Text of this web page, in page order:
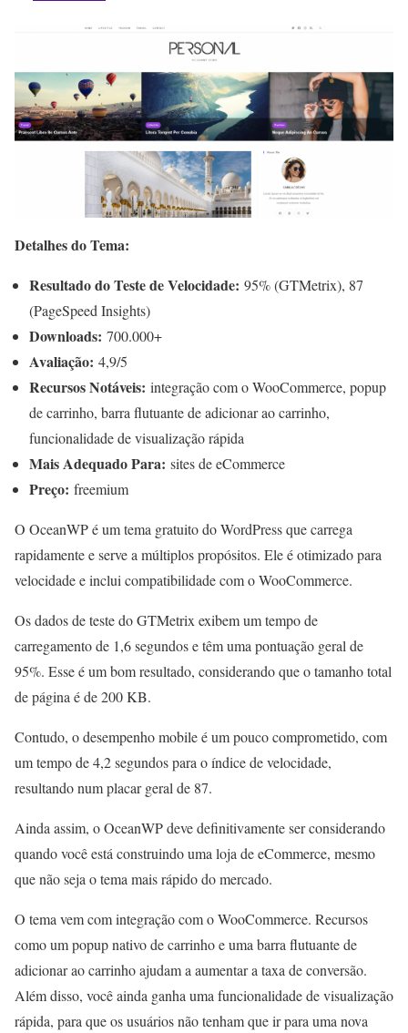
Detalhes do Tema:
Resultado do Teste de Velocidade: 95% (GTMetrix), 87
(PageSpeed Insights)
Downloads: 700.000+
Avaliação: 4,9/5
Recursos Notáveis: integração com o WooCommerce, popup
de carrinho, barra flutuante de adicionar ao carrinho,
funcionalidade de visualização rápida
Mais Adequado Para: sites de eCommerce
Preço: freemium
O OceanWP é um tema gratuito do WordPress que carrega
rapidamente e serve a múltiplos propósitos. Ele é otimizado para
velocidade e inclui compatibilidade com o WooCommerce.
Os dados de teste do GTMetrix exibem um tempo de
carregamento de 1,6 segundos e têm uma pontuação geral de
95%. Esse é um bom resultado, considerando que o tamanho total
de página é de 200 KB.
Contudo, o desempenho mobile é um pouco comprometido, com
um tempo de 4,2 segundos para o índice de velocidade,
resultando num placar geral de 87.
Ainda assim, o OceanWP deve definitivamente ser considerando
quando você está construindo uma loja de eCommerce, mesmo
que não seja o tema mais rápido do mercado.
O tema vem com integração com o WooCommerce. Recursos
como um popup nativo de carrinho e uma barra flutuante de
adicionar ao carrinho ajudam a aumentar a taxa de conversão.
Além disso, você ainda ganha uma funcionalidade de visualização
rápida, para que os usuários não tenham que ir para uma nova